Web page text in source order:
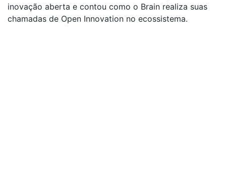
inovação aberta e contou como o Brain realiza suas
chamadas de Open Innovation no ecossistema.